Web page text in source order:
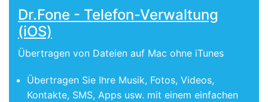
Dr.Fone - Telefon-Verwaltung
(iOS)
Übertragen von Dateien auf Mac ohne iTunes
Übertragen Sie Ihre Musik, Fotos, Videos,
Kontakte, SMS, Apps usw. mit einem einfachen